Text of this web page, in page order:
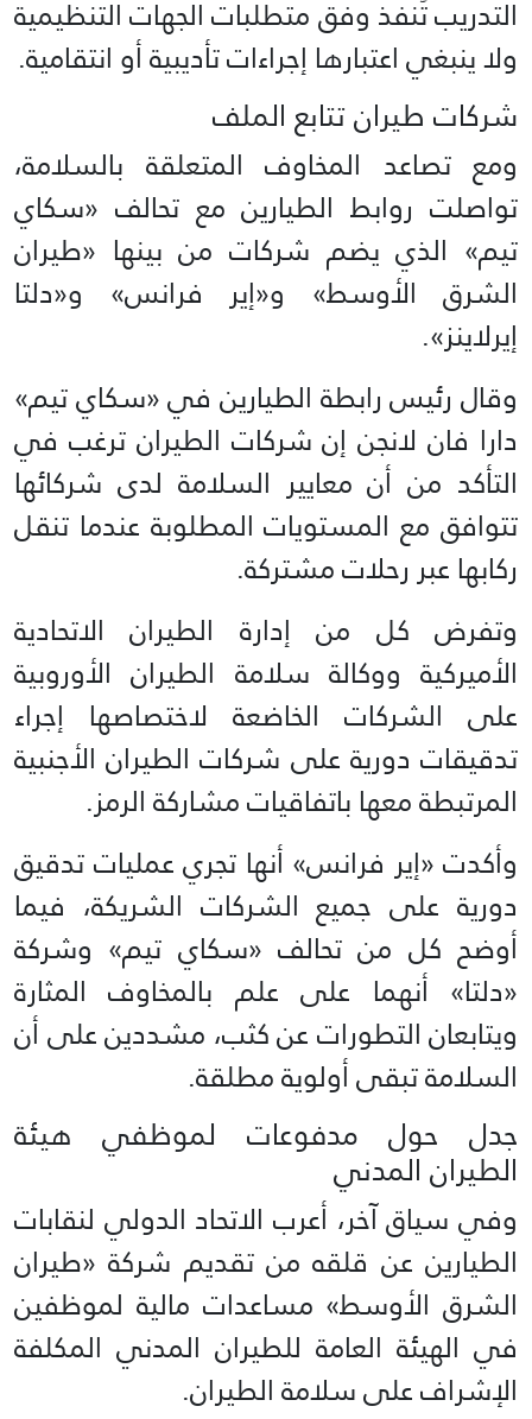
التدريب تُنفذ وفق متطلبات الجهات التنظيمية
ولا ينبغي اعتبارها إجراءات تأديبية أو انتقامية.
شركات طيران تتابع الملف
ومع تصاعد المخاوف المتعلقة بالسلامة،
تواصلت روابط الطيارين مع تحالف «سكاي
تيم» الذي يضم شركات من بينها «طيران
الشرق الأوسط» و«إير فرانس» و«دلتا
إيرلاينز».
وقال رئيس رابطة الطيارين في «سكاي تيم»
دارا فان لانجن إن شركات الطيران ترغب في
التأكد من أن معايير السلامة لدى شركائها
تتوافق مع المستويات المطلوبة عندما تنقل
ركابها عبر رحلات مشتركة.
وتفرض كل من إدارة الطيران الاتحادية
الأميركية ووكالة سلامة الطيران الأوروبية
على الشركات الخاضعة لاختصاصها إجراء
تدقيقات دورية على شركات الطيران الأجنبية
المرتبطة معها باتفاقيات مشاركة الرمز.
وأكدت «إير فرانس» أنها تجري عمليات تدقيق
دورية على جميع الشركات الشريكة، فيما
أوضح كل من تحالف «سكاي تيم» وشركة
«دلتا» أنهما على علم بالمخاوف المثارة
ويتابعان التطورات عن كثب، مشددين على أن
السلامة تبقى أولوية مطلقة.
جدل حول مدفوعات لموظفي هيئة
الطيران المدني
وفي سياق آخر، أعرب الاتحاد الدولي لنقابات
الطيارين عن قلقه من تقديم شركة «طيران
الشرق الأوسط» مساعدات مالية لموظفين
في الهيئة العامة للطيران المدني المكلفة
الإشراف على سلامة الطيران.